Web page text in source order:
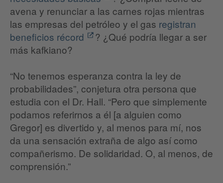
avena y renunciar a las carnes rojas mientras
las empresas del petróleo y el gas registran
beneficios récord
? ¿Qué podría llegar a ser
más kafkiano?
“No tenemos esperanza contra la ley de
probabilidades”, conjetura otra persona que
estudia con el Dr. Hall. “Pero que simplemente
podamos referirnos a él [a alguien como
Gregor] es divertido y, al menos para mí, nos
da una sensación extraña de algo así como
compañerismo. De solidaridad. O, al menos, de
comprensión.”